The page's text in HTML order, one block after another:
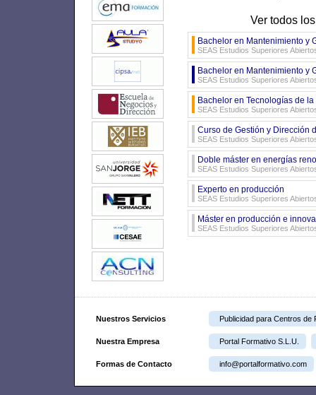
Ver todos
Bachelor en Mantenimiento y
SEAS Estudios Superiores
Bachelor en Mantenimiento y
SEAS Estudios Superiores
Bachelor en Tecnologías de
SEAS Estudios Superiores
Curso de Gestión y Dirección
SEAS Estudios Superiores
Doble máster en energías
SEAS Estudios Superiores
Experto en producción
SEAS Estudios Superiores
Máster en producción e
SEAS Estudios Superiores
Nuestros Servicios Publicidad para Centros de
Nuestra Empresa Portal Formativo S.L.U.
Formas de Contacto info@portalformativo.com